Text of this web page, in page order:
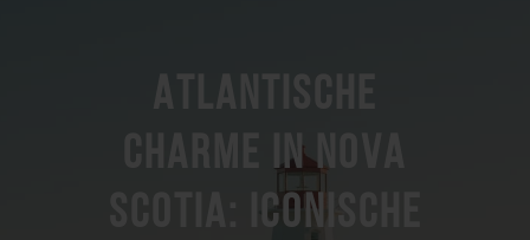
charme in Nova
Scotia: iconische